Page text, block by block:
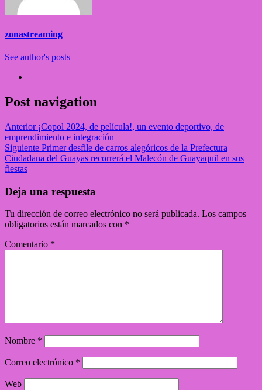
zonastreaming
See author's posts
Post navigation
Anterior¡Copol 2024, de película!, un evento deportivo, de
emprendimiento e integración
Siguiente Primer desfile de carros alegóricos de la Prefectura
Ciudadana del Guayas recorrerá el Malecón de Guayaquil en sus
fiestas
Deja una respuesta
Tu dirección de correo electrónico no será publicada. Los campos
obligatorios están marcados con *
Comentario *
Nombre *
Correo electrónico *
Web